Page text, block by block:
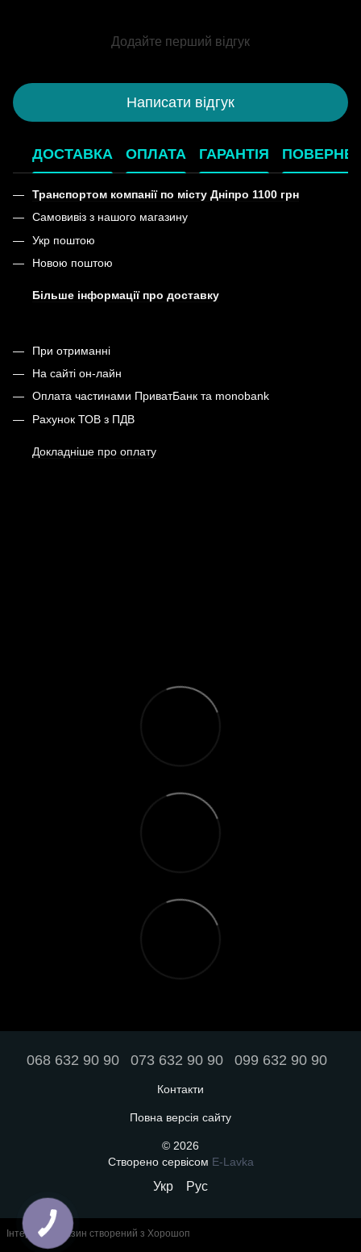
Додайте перший відгук
Написати відгук
ДОСТАВКА ОПЛАТА ГАРАНТІЯ
Транспортом компанії по місту Дніпро 1100 грн
Самовивіз з нашого магазину
Укр поштою
Новою поштою
Більше інформації про доставку
При отриманні
На сайті он-лайн
Оплата частинами ПриватБанк та monobank
Рахунок ТОВ з ПДВ
Докладніше про оплату
068 632 90 90 073 632 90 90 099 632 90 90
Контакти
Повна версія сайту
© 2026
Створено сервісом E-Lavka
Укр Рус
Інтернет-магазин створений з Хорошоп